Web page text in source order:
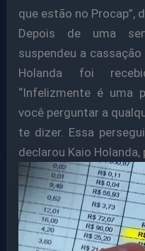
que estão no Procap”,
Depois de uma
suspendeu a
Holanda foi
“Infelizmente é uma
você perguntar a
te dizer. Essa
declarou Kaio Holanda,